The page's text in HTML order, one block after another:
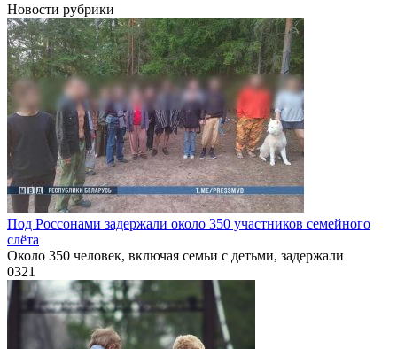
Новости рубрики
Под Россонами задержали около 350 участников семейного
слёта
Около 350 человек, включая семьи с детьми, задержали
0321